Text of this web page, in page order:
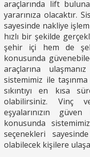
araçlarında lift
yararınıza olacaktır.
sayesinde nakliye
hızlı bir şekilde
şehir içi hem de
konusunda
araçlarına
sistemimiz ile
sıkıntıyı en kısa
olabilirsiniz. Vinç
eşyalarınızın
konusunda
seçenekleri
olabilecek kişilere